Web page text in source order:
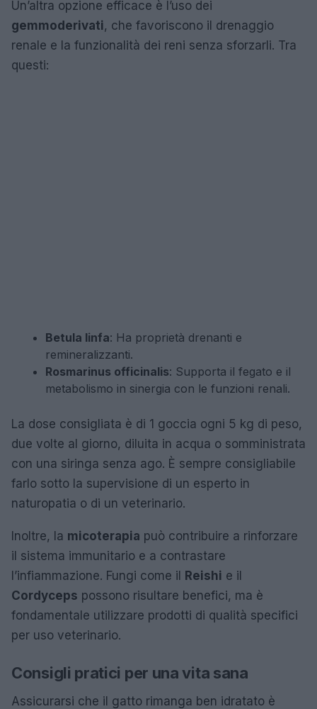
Un’altra opzione efficace è l’uso dei
gemmoderivati, che favoriscono il drenaggio
renale e la funzionalità dei reni senza sforzarli. Tra
questi:
Betula linfa: Ha proprietà drenanti e
remineralizzanti.
Rosmarinus officinalis: Supporta il fegato e il
metabolismo in sinergia con le funzioni renali.
La dose consigliata è di 1 goccia ogni 5 kg di peso,
due volte al giorno, diluita in acqua o somministrata
con una siringa senza ago. È sempre consigliabile
farlo sotto la supervisione di un esperto in
naturopatia o di un veterinario.
Inoltre, la micoterapia può contribuire a rinforzare
il sistema immunitario e a contrastare
l’infiammazione. Fungi come il Reishi e il
Cordyceps possono risultare benefici, ma è
fondamentale utilizzare prodotti di qualità specifici
per uso veterinario.
Consigli pratici per una vita sana
Assicurarsi che il gatto rimanga ben idratato è